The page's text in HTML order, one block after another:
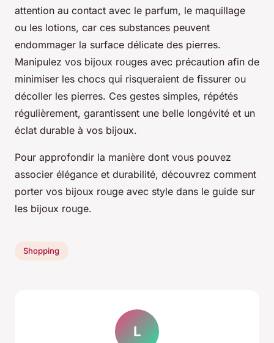
attention au contact avec le parfum, le maquillage
ou les lotions, car ces substances peuvent
endommager la surface délicate des pierres.
Manipulez vos bijoux rouges avec précaution afin de
minimiser les chocs qui risqueraient de fissurer ou
décoller les pierres. Ces gestes simples, répétés
régulièrement, garantissent une belle longévité et un
éclat durable à vos bijoux.
Pour approfondir la manière dont vous pouvez
associer élégance et durabilité, découvrez comment
porter vos bijoux rouge avec style dans le guide sur
les bijoux rouge.
Shopping
L